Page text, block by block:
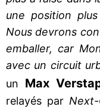
une position
Nous devrons
emballer, car
avec un circuit
un Max
relayés par